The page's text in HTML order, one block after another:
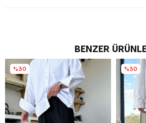
BENZER
%30 %30